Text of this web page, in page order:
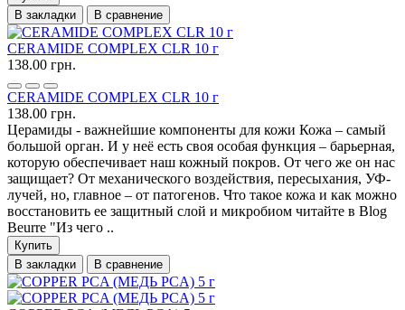
В закладки
В сравнение
CERAMIDE COMPLEX CLR 10 г
138.00 грн.
CERAMIDE COMPLEX CLR 10 г
138.00 грн.
Церамиды - важнейшие компоненты для кожи Кожа – самый
большой орган. И у неё есть своя особая функция – барьерная,
которую обеспечивает наш кожный покров. От чего же он нас
защищает? От механического воздействия, пересыхания, УФ-
лучей, но, главное – от патогенов. Что такое кожа и как можно
восстановить ее защитный слой и микробиом читайте в Blog
Beurre "Из чего ..
Купить
В закладки
В сравнение